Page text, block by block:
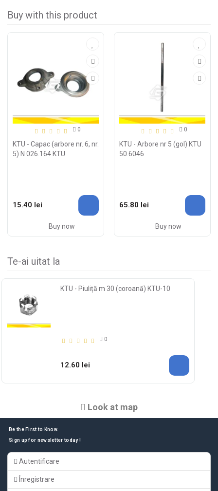
Buy with this product
0
KTU - Capac (arbore nr. 6, nr.
5) N 026.164 KTU
15.40 lei
Buy now
0
KTU - Arbore nr 5 (gol) KTU
50.6046
65.80 lei
Buy now
Te-ai uitat la
KTU - Piuliță m 30 (coroană) KTU-10
0
12.60 lei
Look at map
Be the First to Know.
Sign up for newsletter today !
Autentificare
Înregistrare